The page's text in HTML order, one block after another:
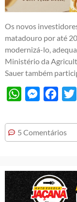
Os novos
matadouro por até
modernizá-lo,
Ministério da
Sauer também
WhatsAppMessenger
5 Comentários